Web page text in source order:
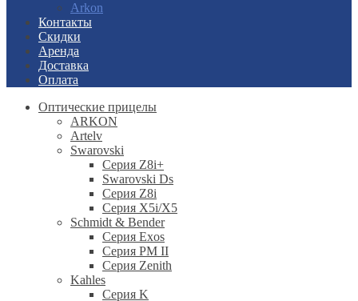
Arkon
Контакты
Скидки
Аренда
Доставка
Оплата
Оптические прицелы
ARKON
Artelv
Swarovski
Серия Z8i+
Swarovski Ds
Серия Z8i
Серия X5i/X5
Schmidt & Bender
Серия Exos
Серия PM II
Cерия Zenith
Kahles
Серия K